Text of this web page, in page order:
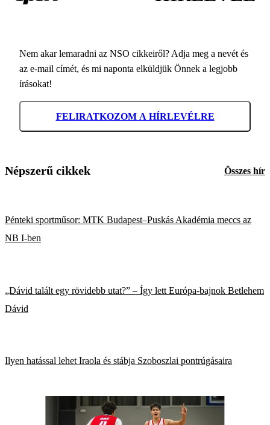
Nem akar lemaradni az NSO cikkeiről? Adja meg a nevét és
az e-mail címét, és mi naponta elküldjük Önnek a legjobb
írásokat!
FELIRATKOZOM A HÍRLEVÉLRE
Népszerű cikkek Összes hír
Pénteki sportműsor: MTK Budapest–Puskás Akadémia meccs az
NB I-ben
„Dávid talált egy rövidebb utat?” – Így lett Európa-bajnok Betlehem
Dávid
Ilyen hatással lehet Iraola és stábja Szoboszlai pontrúgásaira